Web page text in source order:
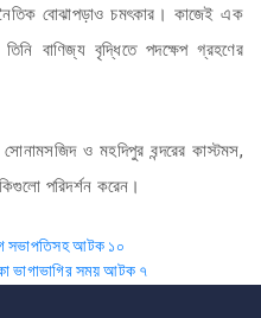
বোঝাপড়াও চমৎকার। কাজেই এক
বাণিজ্য বৃদ্ধিতে পদক্ষেপ গ্রহণের
ও মহদিপুর বন্দরের কাস্টমস,
পরিদর্শন করেন।
সভাপতিসহ আটক ১০
ভাগাভাগির সময় আটক ৭